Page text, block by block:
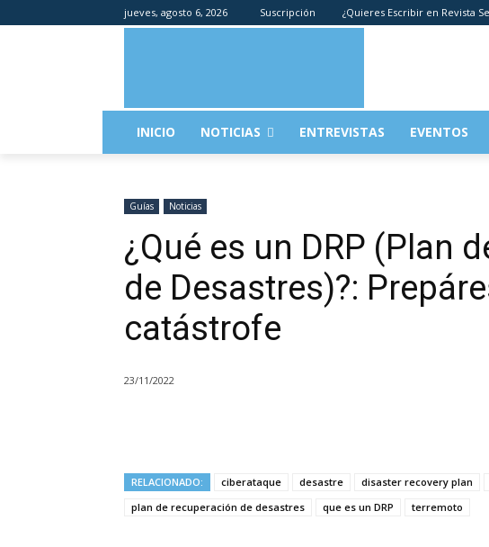
jueves, agosto 6, 2026 Suscripción ¿Quieres Escribir en Revista
INICIO NOTICIAS ENTREVISTAS EVENTOS
Guías Noticias
¿Qué es un DRP (Plan
de Desastres)?:
catástrofe
23/11/2022
RELACIONADO: ciberataque desastre disaster recovery plan
plan de recuperación de desastres
que es un DRP terremoto